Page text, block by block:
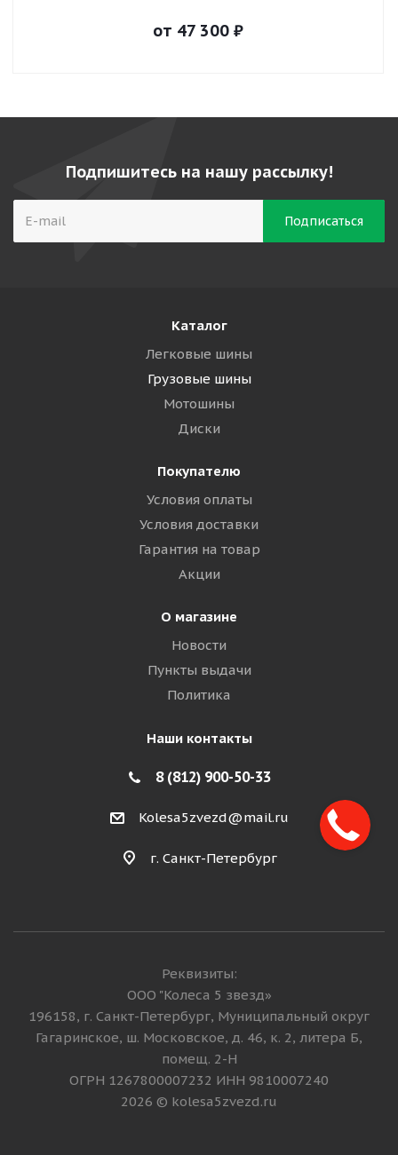
от 47 300 ₽
Подпишитесь на нашу рассылку!
Каталог
Легковые шины
Грузовые шины
Мотошины
Диски
Покупателю
Условия оплаты
Условия доставки
Гарантия на товар
Акции
О магазине
Новости
Пункты выдачи
Политика
Наши контакты
8 (812) 900-50-33
Kolesa5zvezd@mail.ru
г. Санкт-Петербург
Реквизиты:
ООО "Колеса 5 звезд»
196158, г. Санкт-Петербург, Муниципальный округ
Гагаринское, ш. Московское, д. 46, к. 2, литера Б,
помещ. 2-Н
ОГРН 1267800007232 ИНН 9810007240
2026 © kolesa5zvezd.ru